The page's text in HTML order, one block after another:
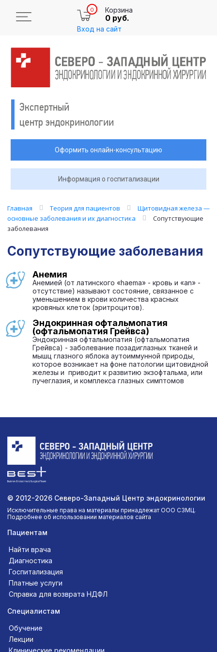
0 Корзина
0 руб.
Вход на сайт
Экспертный
центр эндокринологии
Оформить онлайн-консультацию
Информация о госпитализации
Главная Теория для пациентов
Щитовидная железа —
основные заболевания и их диагностика
Сопутствующие
заболевания
Сопутствующие заболевания
Анемия
Анемией (от латинского «haema» - кровь и «an» -
отсутствие) называют состояние, связанное с
уменьшением в крови количества красных
кровяных клеток (эритроцитов).
Эндокринная офтальмопатия
(офтальмопатия Грейвса)
Эндокринная офтальмопатия (офтальмопатия
Грейвса) - заболевание позадиглазных тканей и
мышц глазного яблока аутоиммунной природы,
которое возникает на фоне патологии щитовидной
железы и приводит к развитию экзофтальма, или
пучеглазия, и комплекса глазных симптомов
© 2012-2026 Северо-Западный Центр эндокринологии
Исключительные права на материалы принадлежат ООО СЗМЦ.
Подробнее об использовании материалов сайта
Пациентам
Найти врача
Диагностика
Госпитализация
Платные услуги
Справка для возврата НДФЛ
Специалистам
Обучение
Лекции